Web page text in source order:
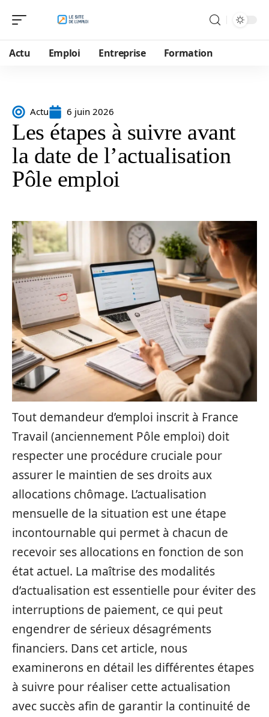
Actu Emploi Entreprise Formation
Actu 6 juin 2026
Les étapes à suivre avant
la date de l’actualisation
Pôle emploi
Tout demandeur d’emploi inscrit à France
Travail (anciennement Pôle emploi) doit
respecter une procédure cruciale pour
assurer le maintien de ses droits aux
allocations chômage. L’actualisation
mensuelle de la situation est une étape
incontournable qui permet à chacun de
recevoir ses allocations en fonction de son
état actuel. La maîtrise des modalités
d’actualisation est essentielle pour éviter des
interruptions de paiement, ce qui peut
engendrer de sérieux désagréments
financiers. Dans cet article, nous
examinerons en détail les différentes étapes
à suivre pour réaliser cette actualisation
avec succès afin de garantir la continuité de